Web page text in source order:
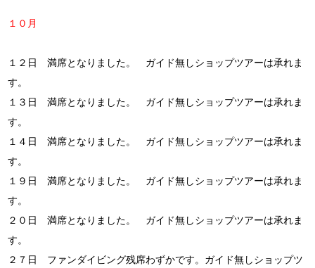
１０月
１２日 満席となりました。 ガイド無しショップツアーは承れま
す。
１３日 満席となりました。 ガイド無しショップツアーは承れま
す。
１４日 満席となりました。 ガイド無しショップツアーは承れま
す。
１９日 満席となりました。 ガイド無しショップツアーは承れま
す。
２０日 満席となりました。 ガイド無しショップツアーは承れま
す。
２７日 ファンダイビング残席わずかです。ガイド無しショップツ